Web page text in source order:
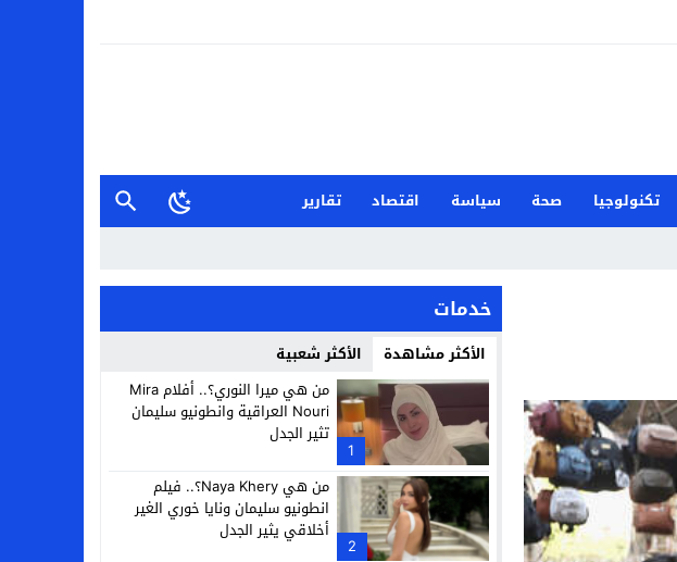
تكنولوجيا صحة سياسة اقتصاد
تقارير
خدمات
الأكثر مشاهدة الأكثر شعبية
1
من هي ميرا النوري؟.. أفلام Mira
Nouri العراقية وانطونيو سليمان
تثير الجدل
2
من هي Naya Khery؟.. فيلم
انطونيو سليمان ونايا خوري الغير
أخلاقي يثير الجدل